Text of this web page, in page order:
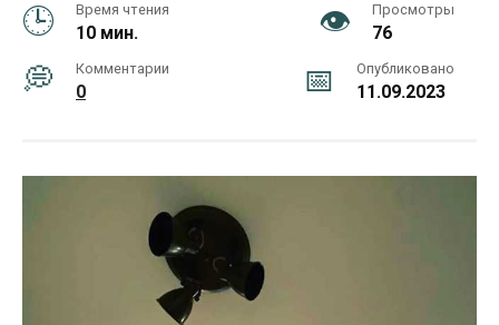
Время чтения
10 мин.
Просмотры
76
Комментарии
0
Опубликовано
11.09.2023